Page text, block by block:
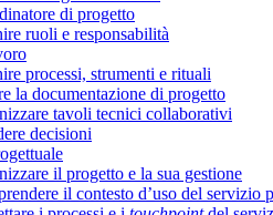
di progetto
ruoli e responsabilità
processi, strumenti e rituali
la documentazione di progetto
tavoli tecnici collaborativi
decisioni
il progetto e la sua gestione
il contesto d’uso del servizio